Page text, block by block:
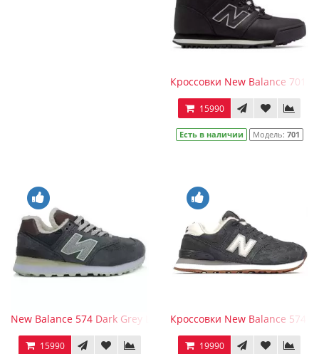
Кроссовки New Balance 701
15990
Есть в наличии Модель: 701
New Balance 574 Dark Grey Light Green Brown с мехом
15990
Кроссовки New Balance 574
19990